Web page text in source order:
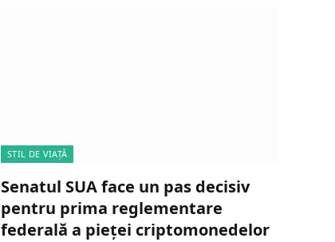
STIL DE VIAȚĂ
Senatul SUA face un pas decisiv
pentru prima reglementare
federală a pieței criptomonedelor